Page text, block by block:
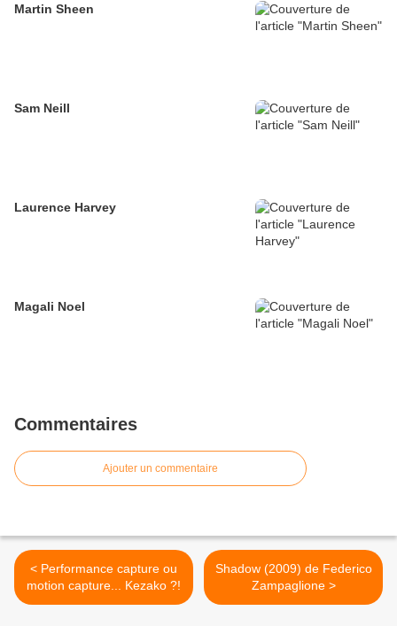
Martin Sheen
Sam Neill
Laurence Harvey
Magali Noel
Commentaires
Ajouter un commentaire
< Performance capture ou
motion capture... Kezako ?!
Shadow (2009) de Federico
Zampaglione >